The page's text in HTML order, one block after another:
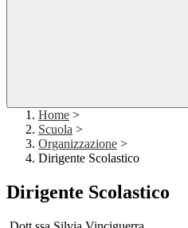
Home >
Scuola >
Organizzazione >
Dirigente Scolastico
Dirigente Scolastico